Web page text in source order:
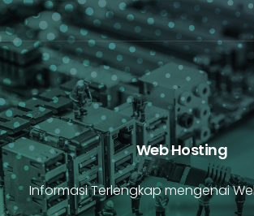
Web Hosting
Informasi Terlengkap mengenai